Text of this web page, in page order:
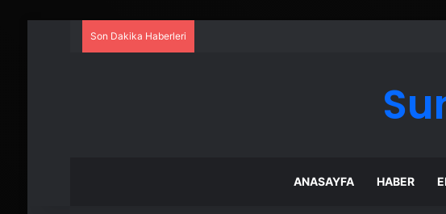
Son Dakika Haberleri
ANASAYFA HABER